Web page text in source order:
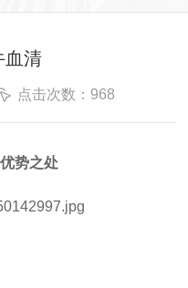
血清
点击次数：968
势之处